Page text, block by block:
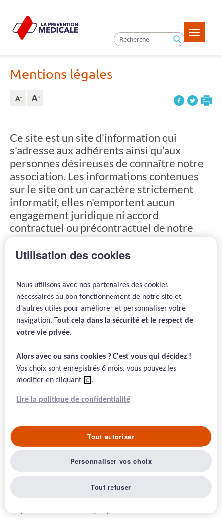
Toggle
Mentions légales
Ce site est un site d'information qui
s'adresse aux adhérents ainsi qu’aux
personnes désireuses de connaître notre
association. Les informations contenues
sur le site ont un caractère strictement
informatif, elles n'emportent aucun
engagement juridique ni accord
contractuel ou précontractuel de notre
MAJ : 02/10/2017
Préambule
Ce site est un site d'information qui s'adresse aux
adhérents ainsi qu’aux personnes désireuses de
sur le site ont un caractère strictement informatif, elles
n'emportent aucun engagement juridique ni accord
contractuel ou précontractuel de notre part.
L’association se réserve le droit de compléter, modifier
fonctionnement énoncées ci-après.
L'accès aux produits et services, qui seraient le cas
échéant présentés sur le site, peut faire l'objet de
restrictions à l'égard de certaines personnes ou dans
certains pays, conformément aux conditions légales,
réglementaires, statutaires, ou aux conditions générales
Utilisation des cookies
Nous utilisons avec nos partenaires des cookies
nécessaires au bon fonctionnement de notre site et
d'autres utiles pour améliorer et personnaliser votre
navigation.Tout cela dans la sécurité et le respect de
votre vie privée.​
Alors avec ou sans cookies ? C'est vous qui décidez !​
Vos choix sont enregistrés 6 mois, vous pouvez les
modifier en cliquant ici.
Lire la politique de confidentialité
Tout refuser
Tout autoriser
Personnaliser vos choix